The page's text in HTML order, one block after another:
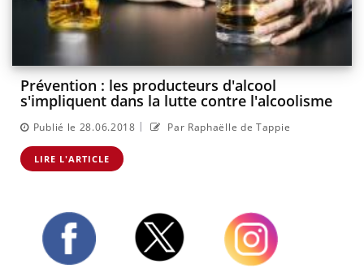
Prévention : les producteurs d'alcool
s'impliquent dans la lutte contre l'alcoolisme
Publié le 28.06.2018 | Par Raphaëlle de Tappie
LIRE L'ARTICLE